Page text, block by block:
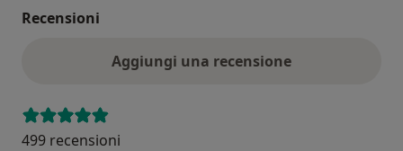
Recensioni
Aggiungi una recensione
499 recensioni